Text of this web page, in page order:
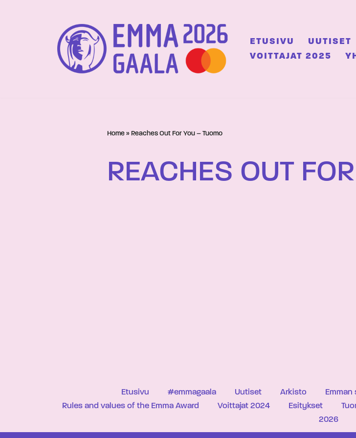
ETUSIVU UUTISET
VOITTAJAT 2025
Home » Reaches Out For You – Tuomo
REACHES OUT
Etusivu #emmagaala Uutiset Arkisto
Rules and values of the Emma Award
Voittajat 2024 Esitykset
2026